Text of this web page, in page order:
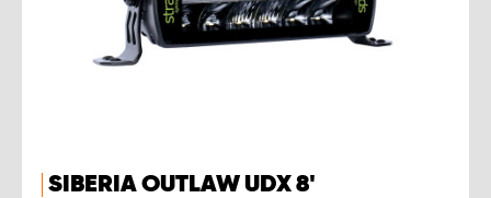
SIBERIA OUTLAW UDX 8'